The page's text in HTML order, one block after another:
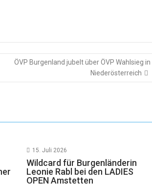
ÖVP Burgenland jubelt über ÖVP Wahlsieg in
Niederösterreich
15. Juli 2026
Wildcard für Burgenländerin
Leonie Rabl bei den LADIES
OPEN Amstetten